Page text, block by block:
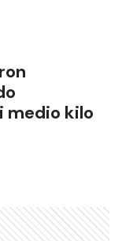
medio kilo